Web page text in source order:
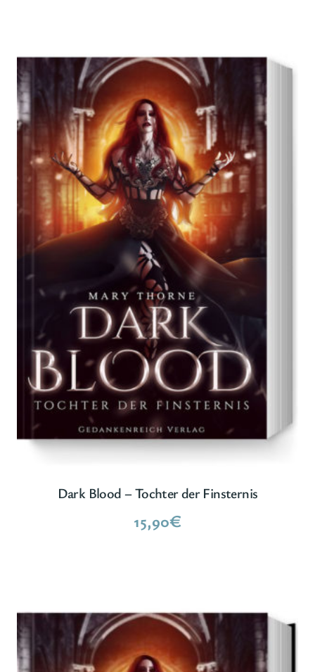
Dark Blood – Tochter der Finsternis
15,90€